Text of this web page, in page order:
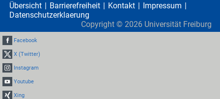
Übersicht Barrierefreiheit Kontakt
Impressum
Datenschutzerklaerung
Copyright © 2026 Universität Freiburg
Facebook
X (Twitter)
Instagram
Youtube
Xing